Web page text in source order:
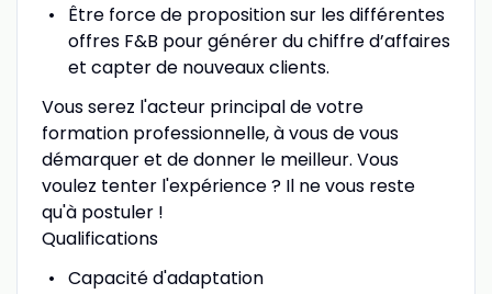
Être force de proposition sur les différentes
offres F&B pour générer du chiffre d’affaires
et capter de nouveaux clients.
Vous serez l'acteur principal de votre
formation professionnelle, à vous de vous
démarquer et de donner le meilleur. Vous
voulez tenter l'expérience ? Il ne vous reste
qu'à postuler !
Qualifications
Capacité d'adaptation